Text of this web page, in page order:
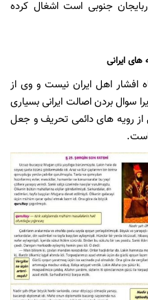
جنوبی است اشغال کرده
ایرانی
افشار اهل ایران نیست و وی از
سوال بردن اصالت ایرانی بسیاری
از رویه های دائمی تحریف و جعل
است.